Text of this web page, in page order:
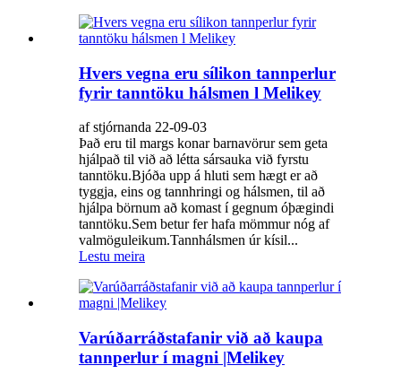
Hvers vegna eru sílikon tannperlur
fyrir tanntöku hálsmen l Melikey
af stjórnanda 22-09-03
Það eru til margs konar barnavörur sem geta
hjálpað til við að létta sársauka við fyrstu
tanntöku.Bjóða upp á hluti sem hægt er að
tyggja, eins og tannhringi og hálsmen, til að
hjálpa börnum að komast í gegnum óþægindi
tanntöku.Sem betur fer hafa mömmur nóg af
valmöguleikum.Tannhálsmen úr kísil...
Lestu meira
Varúðarráðstafanir við að kaupa
tannperlur í magni |Melikey